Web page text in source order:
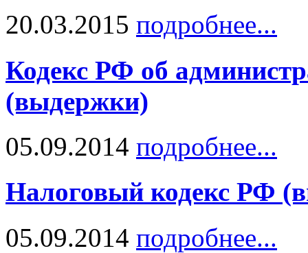
20.03.2015 подробнее...
Кодекс РФ об
(выдержки)
05.09.2014 подробнее...
Налоговый кодекс РФ
05.09.2014 подробнее...